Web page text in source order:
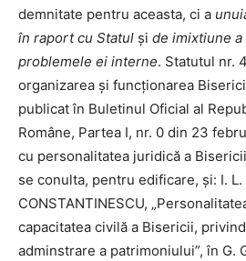
demnitate pentru aceasta, ci a
în raport cu Statul și de imixtiune a
problemele ei interne. Statutul nr.
organizarea și funcționarea
publicat în Buletinul Oficial al
Române, Partea I, nr. 0 din 23
cu personalitatea juridică a
se conulta, pentru edificare, și: I. L.
CONSTANTINESCU,
capacitatea civilă a Bisericii,
adminstrare a patrimoniului”, în G.